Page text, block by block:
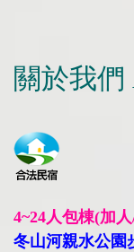
關於我們
4~24人包棟(加人
冬山河親水公園